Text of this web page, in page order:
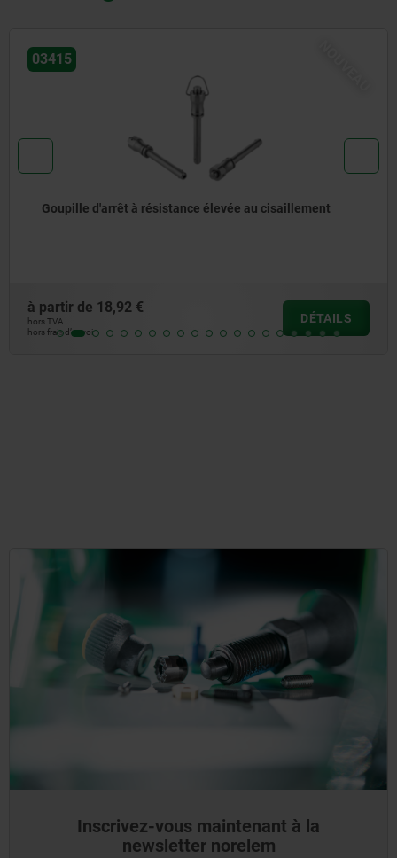
Goupille d'arrêt avec bouton de manœuvre en inox
à partir de
hors frais d’envoi
Inscrivez-vous maintenant à la
newsletter norelem